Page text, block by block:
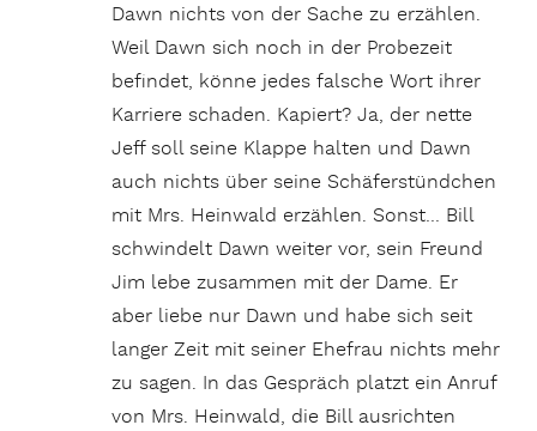
Dawn nichts von der Sache zu erzählen.
Weil Dawn sich noch in der Probezeit
befindet, könne jedes falsche Wort ihrer
Karriere schaden. Kapiert? Ja, der nette
Jeff soll seine Klappe halten und Dawn
auch nichts über seine Schäferstündchen
mit Mrs. Heinwald erzählen. Sonst… Bill
schwindelt Dawn weiter vor, sein Freund
Jim lebe zusammen mit der Dame. Er
aber liebe nur Dawn und habe sich seit
langer Zeit mit seiner Ehefrau nichts mehr
zu sagen. In das Gespräch platzt ein Anruf
von Mrs. Heinwald, die Bill ausrichten